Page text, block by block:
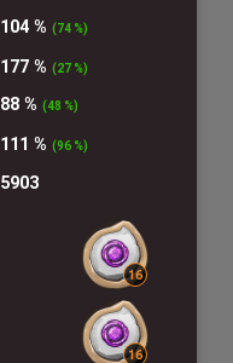
104 % (74 %)
177 % (27 %)
88 % (48 %)
111 % (96 %)
5903